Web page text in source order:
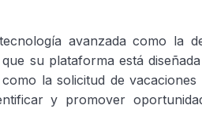
avanzada como la
su plataforma está
la solicitud de
y promover